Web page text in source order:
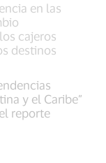
en las
cajeros
destinos
y el Caribe”
reporte